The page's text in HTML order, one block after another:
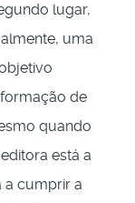
lugar,
uma
de
quando
está a
a cumprir a